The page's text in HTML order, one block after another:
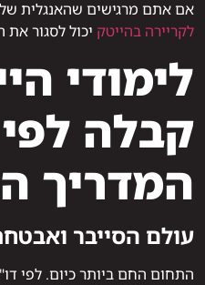
אם אתם מרגישים שהאנגלית
לקריירה בהייטק יכול לסגור
לימודי
קבלה
המדריך
עולם הסייבר